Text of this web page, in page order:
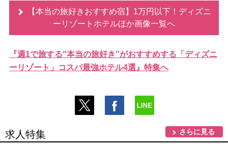
【本当の旅好きおすすめ宿】1万円以下！ディズニ
ーリゾートホテルほか画像一覧へ
『週1で旅する“本当の旅好き”がおすすめする「ディズニ
ーリゾート」コスパ最強ホテル4選』特集へ
求人特集 さらに見る